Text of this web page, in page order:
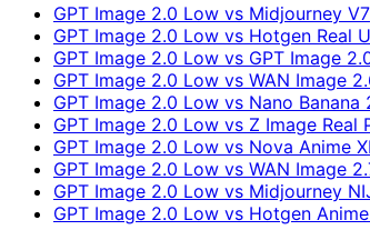
GPT Image 2.0 Low vs Midjourney V7
GPT Image 2.0 Low vs Hotgen Real
GPT Image 2.0 Low vs GPT Image
GPT Image 2.0 Low vs WAN Image
GPT Image 2.0 Low vs Nano Banana
GPT Image 2.0 Low vs Z Image Real
GPT Image 2.0 Low vs Nova Anime
GPT Image 2.0 Low vs WAN Image
GPT Image 2.0 Low vs Midjourney
GPT Image 2.0 Low vs Hotgen